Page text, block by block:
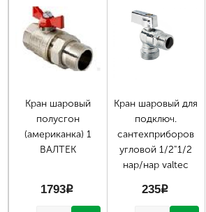
Кран шаровый
полусгон
(американка) 1
ВАЛТЕК
1793p
Кран шаровый для
подключ.
сантехприборов
угловой 1/2"1/2
нар/нар valtec
235p